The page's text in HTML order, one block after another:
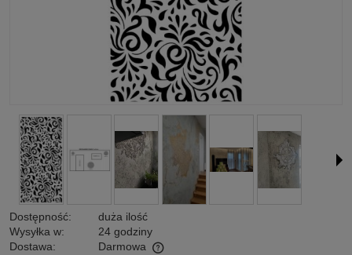
Dostępność:
duża ilość
Wysyłka w:
24 godziny
Dostawa:
Darmowa